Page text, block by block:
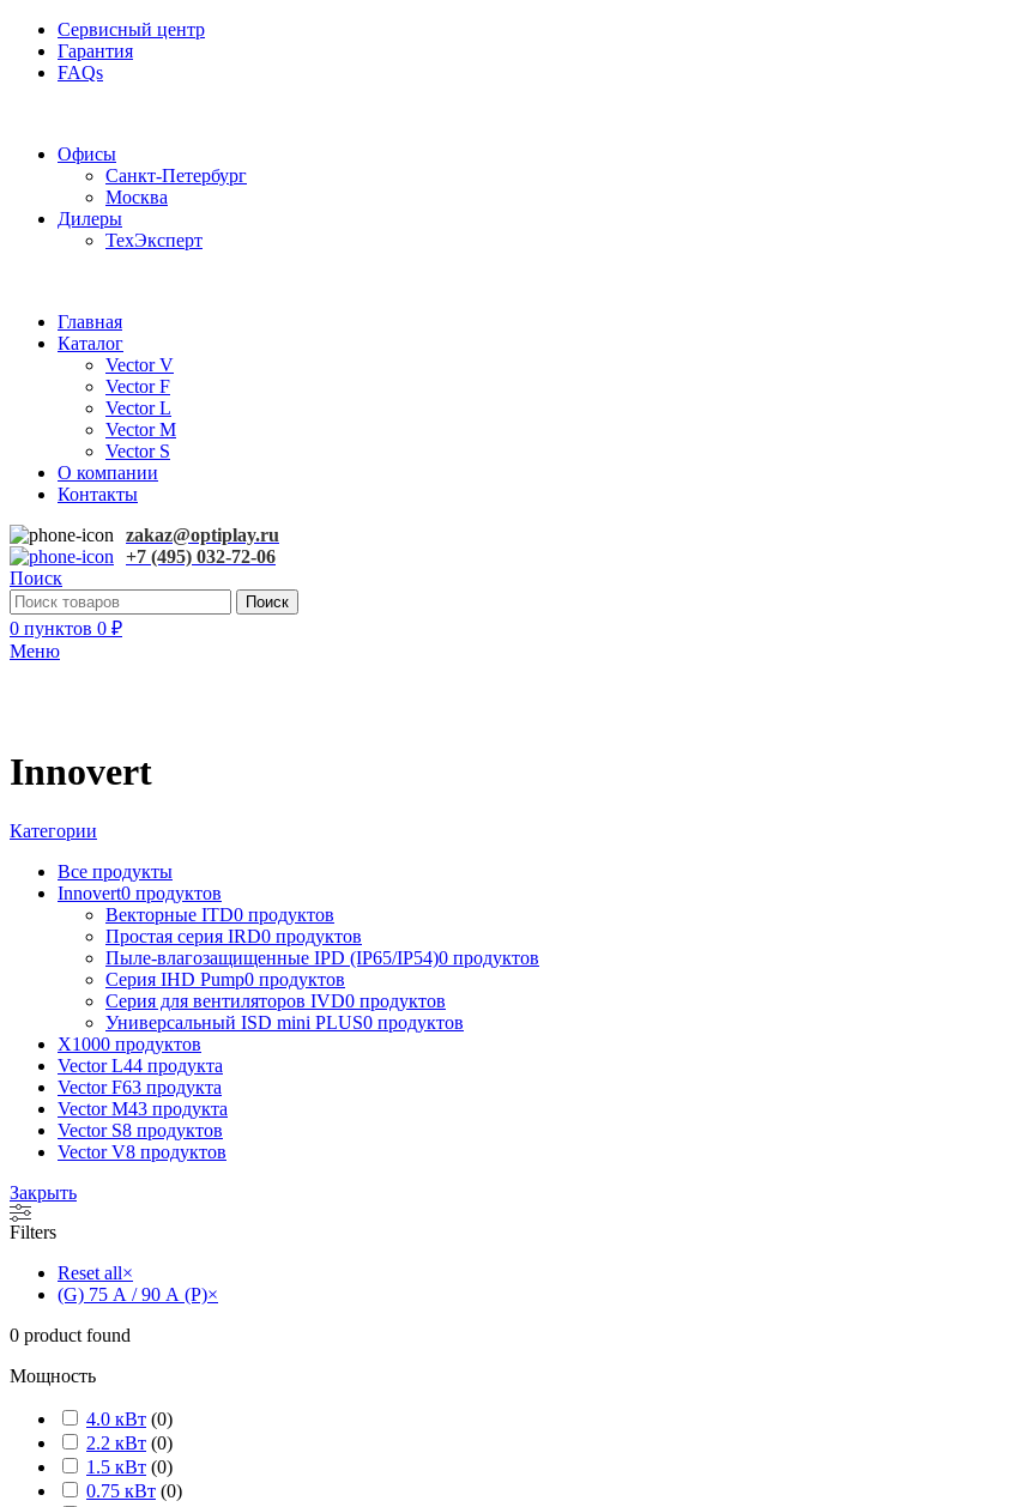
Сервисный центр
Гарантия
FAQs
Офисы
Санкт-Петербург
Москва
Дилеры
ТехЭксперт
Главная
Каталог
Vector V
Vector F
Vector L
Vector M
Vector S
О компании
Контакты
zakaz@optiplay.ru
+7 (495) 032-72-06
Поиск
Поиск
0 пунктов 0 ₽
Меню
Innovert
Категории
Все продукты
Innovert0 продуктов
Векторные ITD0 продуктов
Простая серия IRD0 продуктов
Пыле-влагозащищенные IPD (IP65/IP54)0 продуктов
Серия IHD Pump0 продуктов
Серия для вентиляторов IVD0 продуктов
Универсальный ISD mini PLUS0 продуктов
X1000 продуктов
Vector L44 продукта
Vector F63 продукта
Vector M43 продукта
Vector S8 продуктов
Vector V8 продуктов
Закрыть
Filters
Reset all×
(G) 75 А / 90 А (P)×
0 product found
Мощность
4.0 кВт (0)
2.2 кВт (0)
1.5 кВт (0)
0.75 кВт (0)